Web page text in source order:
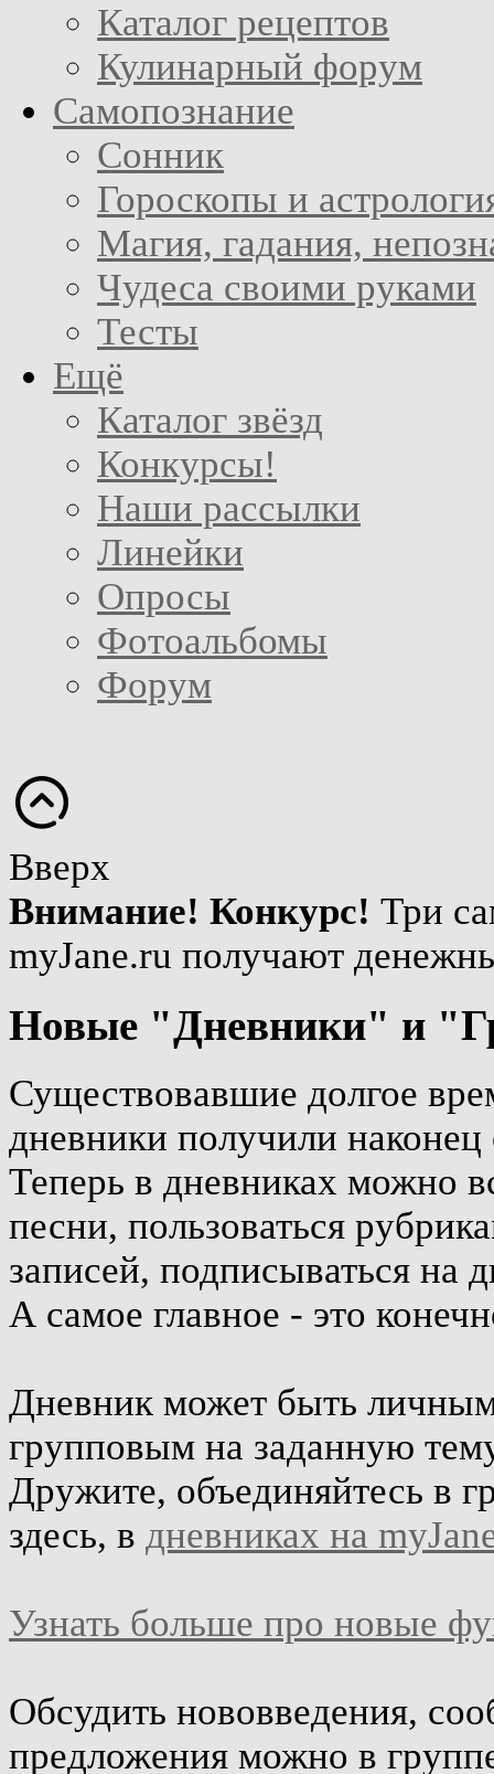
Каталог рецептов
Кулинарный форум
Самопознание
Сонник
Гороскопы и
Магия, гадания,
Чудеса своими руками
Тесты
Ещё
Каталог звёзд
Конкурсы!
Наши рассылки
Линейки
Опросы
Фотоальбомы
Форум
Вверх
Внимание! Конкурс! Три
myJane.ru получают
Новые "Дневники" и
Существовавшие долгое
дневники получили наконец
Теперь в дневниках можно
песни, пользоваться
записей, подписываться на
А самое главное - это
Дневник может быть
групповым на заданную
Дружите, объединяйтесь в
здесь, в дневниках на
Узнать больше про новые
Обсудить нововведения,
предложения можно в